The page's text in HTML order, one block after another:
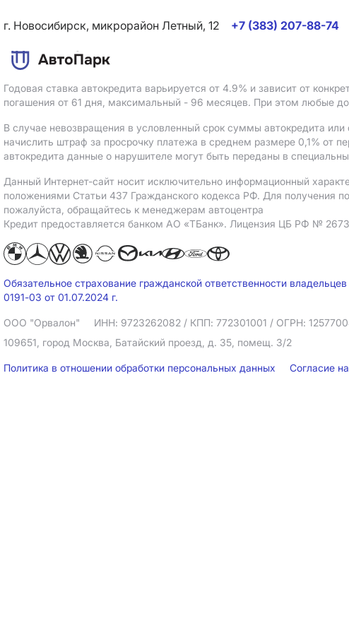
г. Новосибирск, микрорайон Летный, 12
+7 (383) 207-88-74
Годовая ставка автокредита варьируется от 4.9% и зависит от
погашения от 61 дня, максимальный - 96 месяцев. При этом любые
В случае невозвращения в условленный срок суммы автокредита
начислить штраф за просрочку платежа в среднем размере 0,1% от
автокредита данные о нарушителе могут быть переданы в
Данный Интернет-сайт носит исключительно информационный
положениями Статьи 437 Гражданского кодекса РФ. Для получения
пожалуйста, обращайтесь к менеджерам автоцентра
Кредит предоставляется банком АO «ТБанк». Лицензия ЦБ РФ № 2673
Обязательное страхование гражданской ответственности
0191-03 от 01.07.2024 г.
ООО "Орвалон" ИНН: 9723262082 / КПП: 772301001 / ОГРН:
109651, город Москва, Батайский проезд, д. 35, помещ. 3/2
Политика в отношении обработки персональных данных Согласие